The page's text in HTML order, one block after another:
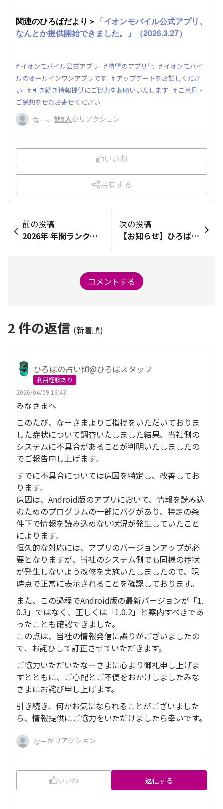
関連のひろばだより＞ 「イオンモバイル公式アプリ、
なんとか提供開始できました。」（2026.3.27）
イオンモバイル公式アプリ 待望のアプリ化
イオンモバイ
ルのオールインワンアプリです
アップデートをお試しくださ
い
引き続き情報提供にご協力をお願いいたします
ご意見・
ご感想をぜひお寄せください
なー、 他5人がリアクション
いいね
共有する
前の投稿
2026年 年間ランクバッジのデザインが決まりました！🎖️🏆
次の投稿
【お知らせ】ひろばポイントの移行＆グッズ交換がスタートしました✨
コメントする
2 件の返信 (新着順)
ひろばの占い師@ひろばスタッフ
利用経験あり
2026/04/09 16:43
みなさまへ
このたび、なーさまよりご指摘をいただいておりま
した症状について調査いたしました結果、当社側の
システムに不具合があることが判明いたしましたの
でご報告申し上げます。
すでに不具合については原因を特定し、改善してお
ります。
原因は、Android版のアプリにおいて、情報を読み込
むためのプログラムの一部にバグがあり、特定の条
件下で情報を読み込めない状況が発生していたこと
によります。
恒久的な対応には、アプリのバージョンアップが必
要となりますが、当社のシステム側でも同様の症状
が発生しないよう改修を実施いたしましたので、現
時点で正常に表示されることを確認しております。
また、この過程でAndroid版の最新バージョンが「1.
0.3」ではなく、正しくは「1.0.2」と案内すべきであ
ったことも確認できました。
この点は、当社の情報発信に誤りがございましたの
で、お詫びして訂正させていただきます。
ご協力いただいたなーさまに心より御礼申し上げま
すとともに、ご心配とご不便をおかけしましたみな
さまにお詫び申し上げます。
引き続き、何かお気になられることがございました
ら、情報提供にご協力をいただけましたら幸いです。
なーがリアクション
いいね 返信する